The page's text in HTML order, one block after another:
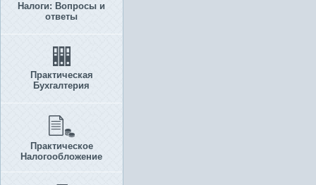
Налоги: Вопросы и
ответы
Практическая
Бухгалтерия
Практическое
Налогообложение